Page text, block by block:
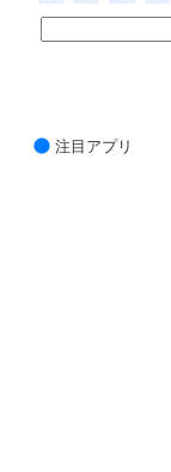
注目アプリ